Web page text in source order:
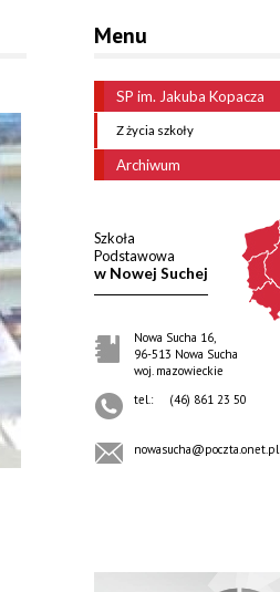
Menu
SP im. Jakuba Kopacza
Z życia szkoły
Archiwum
Szkoła
Podstawowa
w Nowej Suchej
Nowa Sucha 16,
96-513 Nowa Sucha
woj. mazowieckie
tel.:
(46) 861 23 50
nowasucha@poczta.onet.pl